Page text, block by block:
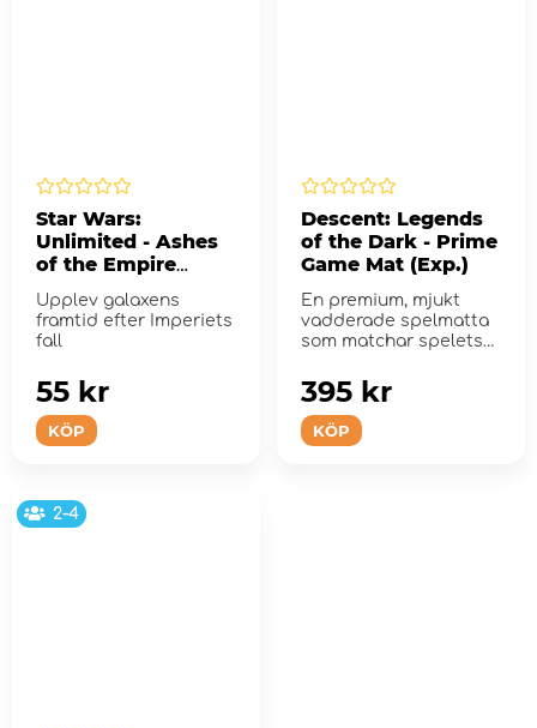
Star Wars:
Unlimited - Ashes
of the Empire
Booster Pack
Upplev galaxens
framtid efter Imperiets
fall
KÖP
55 kr
Descent: Legends
of the Dark - Prime
Game Mat (Exp.)
En premium, mjukt
vadderade spelmatta
som matchar spelets
KÖP
395 kr
2-4